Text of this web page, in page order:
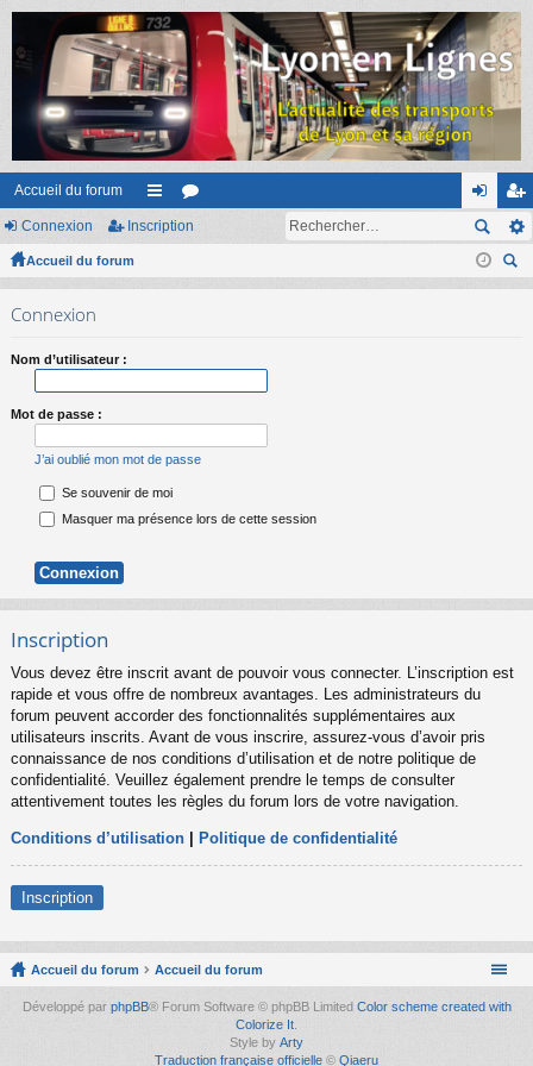
Accueil du forum
ac
s
or on
ne
ns
cri
Connexion Inscription
Accueil du forum
ec
Connexion
Nom d’utilisateur :
Mot de passe :
J’ai oublié mon mot de passe
Se souvenir de moi
Masquer ma présence lors de cette session
Inscription
Vous devez être inscrit avant de pouvoir vous connecter. L’inscription est
rapide et vous offre de nombreux avantages. Les administrateurs du
forum peuvent accorder des fonctionnalités supplémentaires aux
utilisateurs inscrits. Avant de vous inscrire, assurez-vous d’avoir pris
connaissance de nos conditions d’utilisation et de notre politique de
confidentialité. Veuillez également prendre le temps de consulter
attentivement toutes les règles du forum lors de votre navigation.
Conditions d’utilisation Politique de confidentialité
Inscription
Accueil du forum Accueil du forum
Développé par phpBB® Forum Software © phpBB Limited Color scheme created with
Colorize It.
Style by Arty
Traduction française officielle © Qiaeru